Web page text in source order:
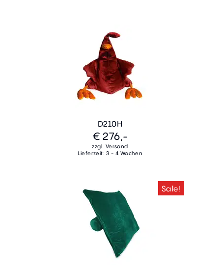
D210H
€ 276,-
zzgl. Versand
Lieferzeit: 3 - 4 Wochen
Sale!